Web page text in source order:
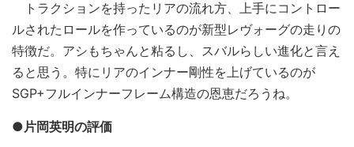
トラクションを持ったリアの流れ方、上手にコントロー
ルされたロールを作っているのが新型レヴォーグの走りの
特徴だ。アシもちゃんと粘るし、スバルらしい進化と言え
ると思う。特にリアのインナー剛性を上げているのが
SGP+フルインナーフレーム構造の恩恵だろうね。
●片岡英明の評価